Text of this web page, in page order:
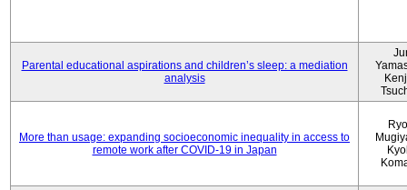
Parental educational aspirations and children’s sleep: a mediation
analysis
More than usage: expanding socioeconomic inequality in access to
remote work after COVID-19 in Japan